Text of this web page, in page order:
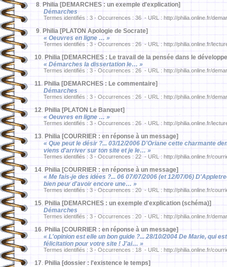
8. Philia [DEMARCHES : un exemple d'explication]
Démarches
Termes identifiés : 3 - Occurrences : 36 - URL : http://philia.online.fr/
9. Philia [PLATON Apologie de Socrate]
« Oeuvres en ligne … »
Termes identifiés : 3 - Occurrences : 26 - URL : http://philia.online.fr/
10. Philia [DEMARCHES : Le travail de la pensée dans le
« Démarches la dissertation le… »
Termes identifiés : 3 - Occurrences : 26 - URL : http://philia.online.fr/
11. Philia [DEMARCHES : Le commentaire]
Démarches
Termes identifiés : 3 - Occurrences : 26 - URL : http://philia.online.fr/
12. Philia [PLATON Le Banquet]
« Oeuvres en ligne … »
Termes identifiés : 3 - Occurrences : 26 - URL : http://philia.online.fr/
13. Philia [COURRIER : en réponse à un message]
« Que peut le désir ?... 03/12/2006 D'Oriane cette charmante
viens d'arriver sur ton site et je le… »
Termes identifiés : 3 - Occurrences : 22 - URL : http://philia.online.fr/
14. Philia [COURRIER : en réponse à un message]
« Me fais-je des idées ?... 06 07/07/2006 (et 12/07/06)
bien peur d'avoir encore une… »
Termes identifiés : 3 - Occurrences : 20 - URL : http://philia.online.fr/
15. Philia [DEMARCHES : un exemple d'explication (schéma)]
Démarches
Termes identifiés : 3 - Occurrences : 20 - URL : http://philia.online.fr/
16. Philia [COURRIER : en réponse à un message]
« L'opinion est elle un bon guide ?... 28/10/2004 De Marie, qui
félicitation pour votre site ! J'ai… »
Termes identifiés : 3 - Occurrences : 18 - URL : http://philia.online.fr/
17. Philia [dossier : l'existence le temps]